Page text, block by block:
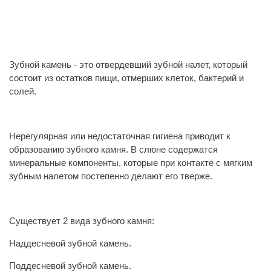
Зубной камень - это отвердевший зубной налет, который
состоит из остатков пищи, отмерших клеток, бактерий и
солей.
Нерегулярная или недостаточная гигиена приводит к
образованию зубного камня. В слюне содержатся
минеральные компоненты, которые при контакте с мягким
зубным налетом постепенно делают его тверже.
Существует 2 вида зубного камня:
Наддесневой зубной камень.
Поддесневой зубной камень.